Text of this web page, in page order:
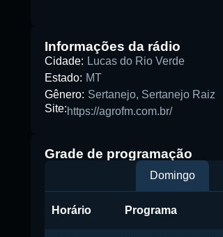
Informações da rádio
Cidade: Lucas do Rio Verde
Estado: MT
Gênero: Sertanejo, Sertanejo Raiz
Site:https://agrofm.com.br/
Grade de programação
Domingo
Horário Programa